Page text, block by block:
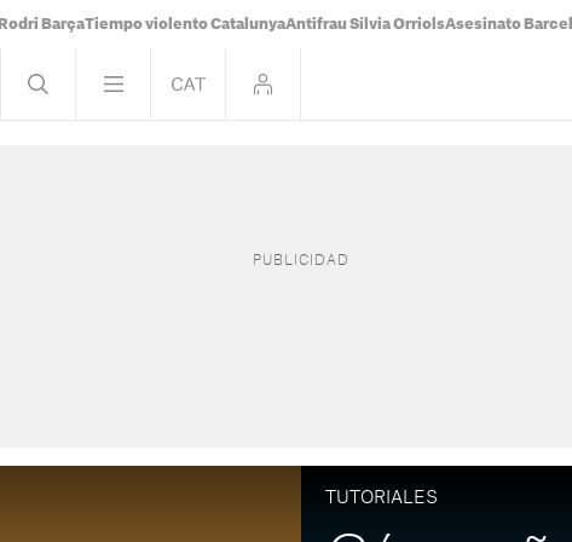
Rodri BarçaTiempo violento CatalunyaAntifrau Sílvia OrriolsAsesinato
TUTORIALES